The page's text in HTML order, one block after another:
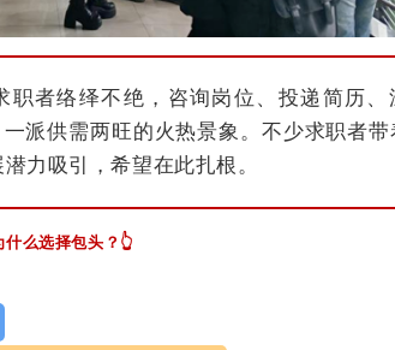
者络绎不绝，咨询岗位、投递简历、
派供需两旺的火热景象。不少求职者带
力吸引，希望在此扎根。
么选择包头？👆